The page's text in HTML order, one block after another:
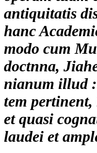
antiquitatis
hanc
modo cum
doctnna,
nianum illud :
tem
et quasi
laudei et